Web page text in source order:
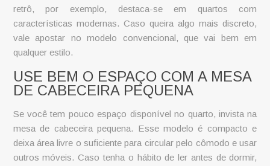
retrô, por exemplo, destaca-se em quartos com
características modernas. Caso queira algo mais discreto,
vale apostar no modelo convencional, que vai bem em
qualquer estilo.
USE BEM O ESPAÇO COM A MESA
DE CABECEIRA PEQUENA
Se você tem pouco espaço disponível no quarto, invista na
mesa de cabeceira pequena. Esse modelo é compacto e
deixa área livre o suficiente para circular pelo cômodo e usar
outros móveis. Caso tenha o hábito de ler antes de dormir,